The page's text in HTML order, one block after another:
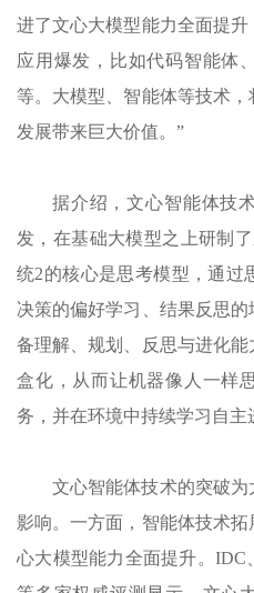
进了文心大模型能力全面提
应用爆发，比如代码智能体
等。大模型、智能体等技术
发展带来巨大价值。”
据介绍，文心智能体技
发，在基础大模型之上研制
统2的核心是思考模型，通过
决策的偏好学习、结果反思
备理解、规划、反思与进化
盒化，从而让机器像人一样
务，并在环境中持续学习自主
文心智能体技术的突破
影响。一方面，智能体技术
心大模型能力全面提升。